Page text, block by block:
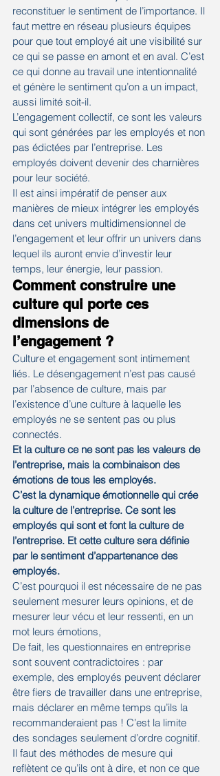
reconstituer le sentiment de l’importance. Il
faut mettre en réseau plusieurs équipes
pour que tout employé ait une visibilité sur
ce qui se passe en amont et en aval. C’est
ce qui donne au travail une intentionnalité
et génère le sentiment qu’on a un impact,
aussi limité soit-il.
L’engagement collectif, ce sont les valeurs
qui sont générées par les employés et non
pas édictées par l’entreprise. Les
employés doivent devenir des charnières
pour leur société.
Il est ainsi impératif de penser aux
manières de mieux intégrer les employés
dans cet univers multidimensionnel de
l’engagement et leur offrir un univers dans
lequel ils auront envie d’investir leur
temps, leur énergie, leur passion.
Comment construire une
culture qui porte ces
dimensions de
l’engagement ?
Culture et engagement sont intimement
liés. Le désengagement n’est pas causé
par l’absence de culture, mais par
l’existence d’une culture à laquelle les
employés ne se sentent pas ou plus
connectés.
Et la culture ce ne sont pas les valeurs de
l’entreprise, mais la combinaison des
émotions de tous les employés.
C’est la dynamique émotionnelle qui crée
la culture de l’entreprise. Ce sont les
employés qui sont et font la culture de
l’entreprise. Et cette culture sera définie
par le sentiment d’appartenance des
employés.
C’est pourquoi il est nécessaire de ne pas
seulement mesurer leurs opinions, et de
mesurer leur vécu et leur ressenti, en un
mot leurs émotions,
De fait, les questionnaires en entreprise
sont souvent contradictoires : par
exemple, des employés peuvent déclarer
être fiers de travailler dans une entreprise,
mais déclarer en même temps qu’ils la
recommanderaient pas ! C’est la limite
des sondages seulement d’ordre cognitif.
Il faut des méthodes de mesure qui
reflètent ce qu’ils ont à dire, et non ce que